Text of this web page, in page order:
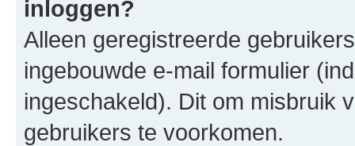
inloggen?
Alleen geregistreerde
ingebouwde e-mail formulier
ingeschakeld). Dit om misbruik
gebruikers te voorkomen.